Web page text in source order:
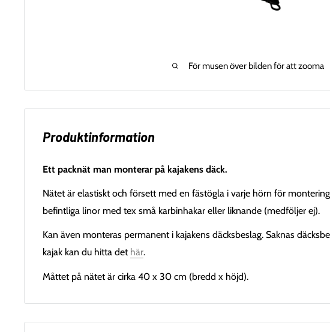
För musen över bilden för att zooma
Produktinformation
Ett packnät man monterar på kajakens däck.
Nätet är elastiskt och försett med en fästögla i varje hörn för
befintliga linor med tex små karbinhakar eller liknande (medföljer ej).
Kan även monteras permanent i kajakens däcksbeslag. Saknas
kajak kan du hitta det här.
Måttet på nätet är cirka 40 x 30 cm (bredd x höjd).